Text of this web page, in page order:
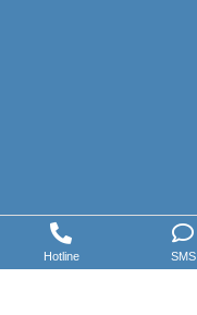
Hotline SMS